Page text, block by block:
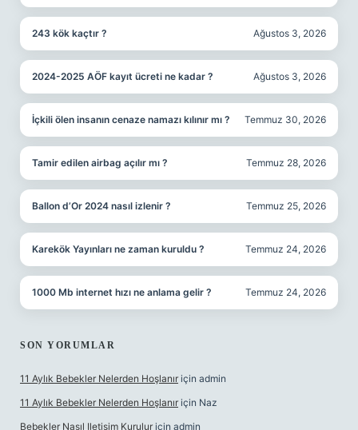
243 kök kaçtır ? Ağustos 3, 2026
2024-2025 AÖF kayıt ücreti ne kadar ? Ağustos 3, 2026
İçkili ölen insanın cenaze namazı kılınır mı ? Temmuz 30, 2026
Tamir edilen airbag açılır mı ? Temmuz 28, 2026
Ballon d’Or 2024 nasıl izlenir ? Temmuz 25, 2026
Karekök Yayınları ne zaman kuruldu ? Temmuz 24, 2026
1000 Mb internet hızı ne anlama gelir ? Temmuz 24, 2026
SON YORUMLAR
11 Aylık Bebekler Nelerden Hoşlanır için admin
11 Aylık Bebekler Nelerden Hoşlanır için Naz
Bebekler Nasıl Iletişim Kurulur için admin